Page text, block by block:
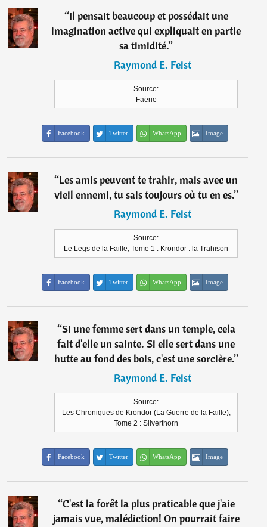
“Il pensait beaucoup et possédait une
imagination active qui expliquait en partie
sa timidité.”
―Raymond E. Feist
Source:
Faërie
Facebook Twitter WhatsApp Image
“Les amis peuvent te trahir, mais avec un
vieil ennemi, tu sais toujours où tu en es.”
―Raymond E. Feist
Source:
Le Legs de la Faille, Tome 1 : Krondor : la Trahison
Facebook Twitter WhatsApp Image
“Si une femme sert dans un temple, cela
fait d'elle un sainte. Si elle sert dans une
hutte au fond des bois, c'est une sorcière.”
―Raymond E. Feist
Source:
Les Chroniques de Krondor (La Guerre de la Faille),
Tome 2 : Silverthorn
Facebook Twitter WhatsApp Image
“C'est la forêt la plus praticable que j'aie
jamais vue, malédiction! On pourrait faire